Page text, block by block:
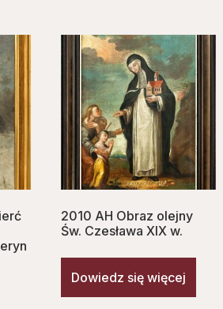
2010 AH Obraz olejny
Św. Czesława XIX w.
Dowiedz się więcej